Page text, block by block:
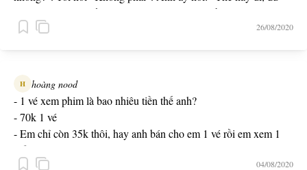
sao cũng không biết là của ai, chúng ta dùng tiền này cùng nhau
đi xem phim nhé?". Sau này chàng trai đó trở thành chông tôi
26/08/2020
H hoàng nood
- 1 vé xem phim là bao nhiêu tiền thế anh?
- 70k 1 vé
- Em chỉ còn 35k thôi, hay anh bán cho em 1 vé rồi em xem 1
mắt có được không?
04/08/2020